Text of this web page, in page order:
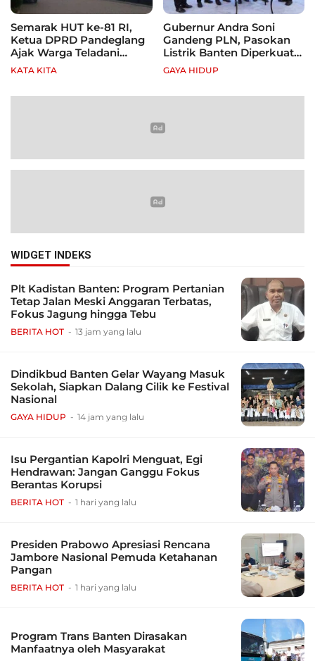
Semarak HUT ke-81 RI,
Ketua DPRD Pandeglang
Ajak Warga Teladani
Semangat Para Pahlawan
KATA KITA
Gubernur Andra Soni
Gandeng PLN, Pasokan
Listrik Banten Diperkuat
demi Genjot Investasi
GAYA HIDUP
WIDGET INDEKS
Plt Kadistan Banten: Program Pertanian
Tetap Jalan Meski Anggaran Terbatas,
Fokus Jagung hingga Tebu
BERITA HOT 13 jam yang lalu
Dindikbud Banten Gelar Wayang Masuk
Sekolah, Siapkan Dalang Cilik ke Festival
Nasional
GAYA HIDUP 14 jam yang lalu
Isu Pergantian Kapolri Menguat, Egi
Hendrawan: Jangan Ganggu Fokus
Berantas Korupsi
BERITA HOT 1 hari yang lalu
Presiden Prabowo Apresiasi Rencana
Jambore Nasional Pemuda Ketahanan
Pangan
BERITA HOT 1 hari yang lalu
Program Trans Banten Dirasakan
Manfaatnya oleh Masyarakat